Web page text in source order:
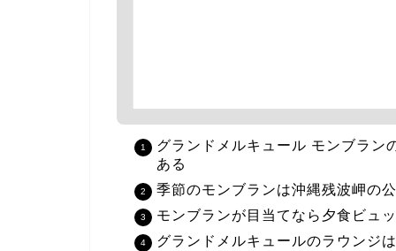
グランドメルキュール モンブラン
ある
季節のモンブランは沖縄残波岬の
モンブランが目当てなら夕食ビュ
グランドメルキュールのラウンジ